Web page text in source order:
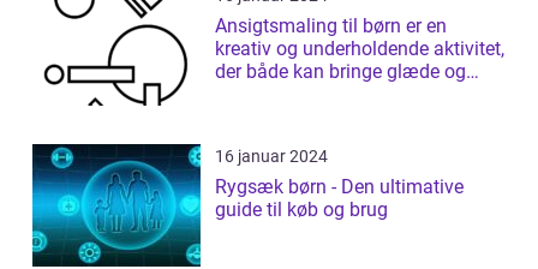
Ansigtsmaling til børn er en
kreativ og underholdende aktivitet,
der både kan bringe glæde og
16 januar 2024
Rygsæk børn - Den ultimative
guide til køb og brug